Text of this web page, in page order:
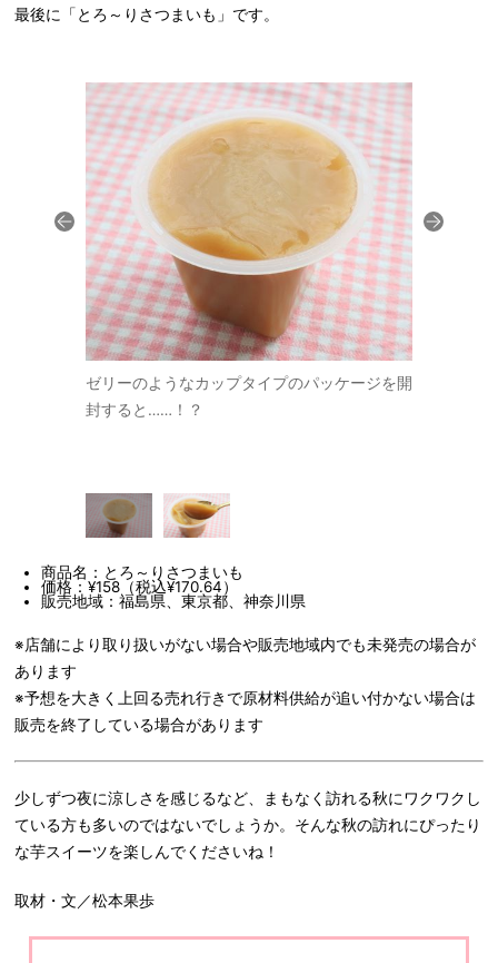
最後に「とろ～りさつまいも」です。
ゼリーのようなカップタイプのパッケージを開
封すると……！？
商品名：とろ～りさつまいも
価格：¥158（税込¥170.64）
販売地域：福島県、東京都、神奈川県
※店舗により取り扱いがない場合や販売地域内でも未発売の場合が
あります
※予想を大きく上回る売れ行きで原材料供給が追い付かない場合は
販売を終了している場合があります
少しずつ夜に涼しさを感じるなど、まもなく訪れる秋にワクワクし
ている方も多いのではないでしょうか。そんな秋の訪れにぴったり
な芋スイーツを楽しんでくださいね！
取材・文／松本果歩